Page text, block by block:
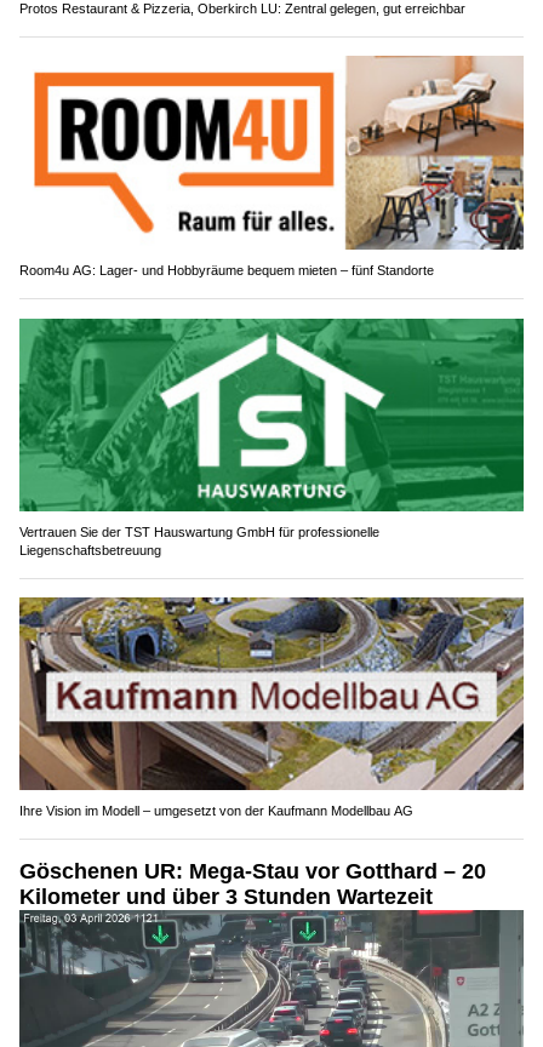
Protos Restaurant & Pizzeria, Oberkirch LU: Zentral gelegen, gut erreichbar
Room4u AG: Lager- und Hobbyräume bequem mieten – fünf Standorte
Vertrauen Sie der TST Hauswartung GmbH für professionelle
Liegenschaftsbetreuung
Ihre Vision im Modell – umgesetzt von der Kaufmann Modellbau AG
Göschenen UR: Mega-Stau vor Gotthard – 20
Kilometer und über 3 Stunden Wartezeit